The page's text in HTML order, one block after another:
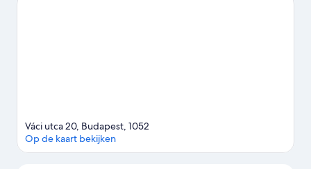
Váci utca 20, Budapest, 1052
Op de kaart bekijken